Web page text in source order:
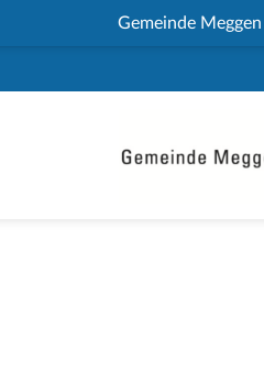
Gemeinde Meggen